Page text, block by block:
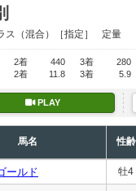
ス （混合）［指定］ 定量
2着 440 3着
280
2着 11.8 3着 5.9
PLAY
馬名 性齢
ールド 牡4